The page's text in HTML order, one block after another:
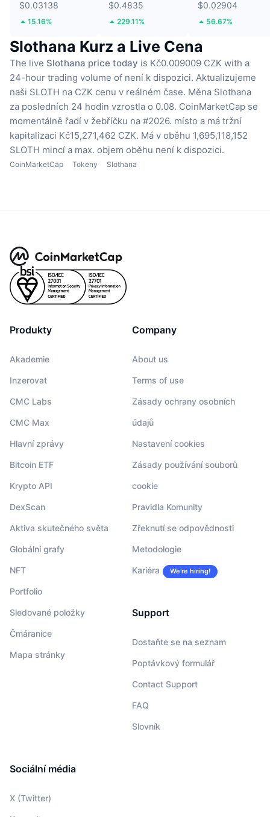
$0.03138
15.16%
$0.4835
229.11%
$0.02904
56.67%
Slothana Kurz a Live Cena
The live Slothana price today is Kč0.009009 CZK with a
24-hour trading volume of není k dispozici. Aktualizujeme
naši SLOTH na CZK cenu v reálném čase. Měna Slothana
za posledních 24 hodin vzrostla o 0.08. CoinMarketCap se
momentálně řadí v žebříčku na #2026. místo a má tržní
kapitalizaci Kč15,271,462 CZK. Má v oběhu 1,695,118,152
SLOTH mincí a max. objem oběhu není k dispozici.
CoinMarketCap Tokeny Slothana
Produkty
Akademie
Inzerovat
CMC Labs
CMC Max
Hlavní zprávy
Bitcoin ETF
Krypto API
DexScan
Aktiva skutečného světa
Globální grafy
NFT
Portfolio
Sledované položky
Čmáranice
Mapa stránky
Company
About us
Terms of use
Zásady ochrany osobních
údajů
Nastavení cookies
Zásady používání souborů
cookie
Pravidla Komunity
Zřeknutí se odpovědnosti
Metodologie
Kariéra We’re hiring!
Support
Dostaňte se na seznam
Poptávkový formulář
Contact Support
FAQ
Slovník
Sociální média
X (Twitter)